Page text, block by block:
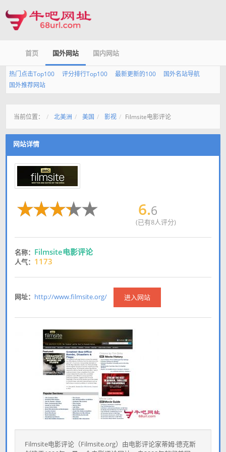
首页 国外网站 国内网站
热门点击Top100 评分排行Top100 最新更新的100
国外名站导航
国外推荐网站
当前位置： 北美洲 美国 影视 Filmsite电影评论
网站详情
6.6
(已有8人评分)
名称： Filmsite电影评论
人气： 1173
网址： http://www.filmsite.org/ 进入网站
Filmsite电影评论（Filmsite.org）由电影评论家蒂姆·德克斯